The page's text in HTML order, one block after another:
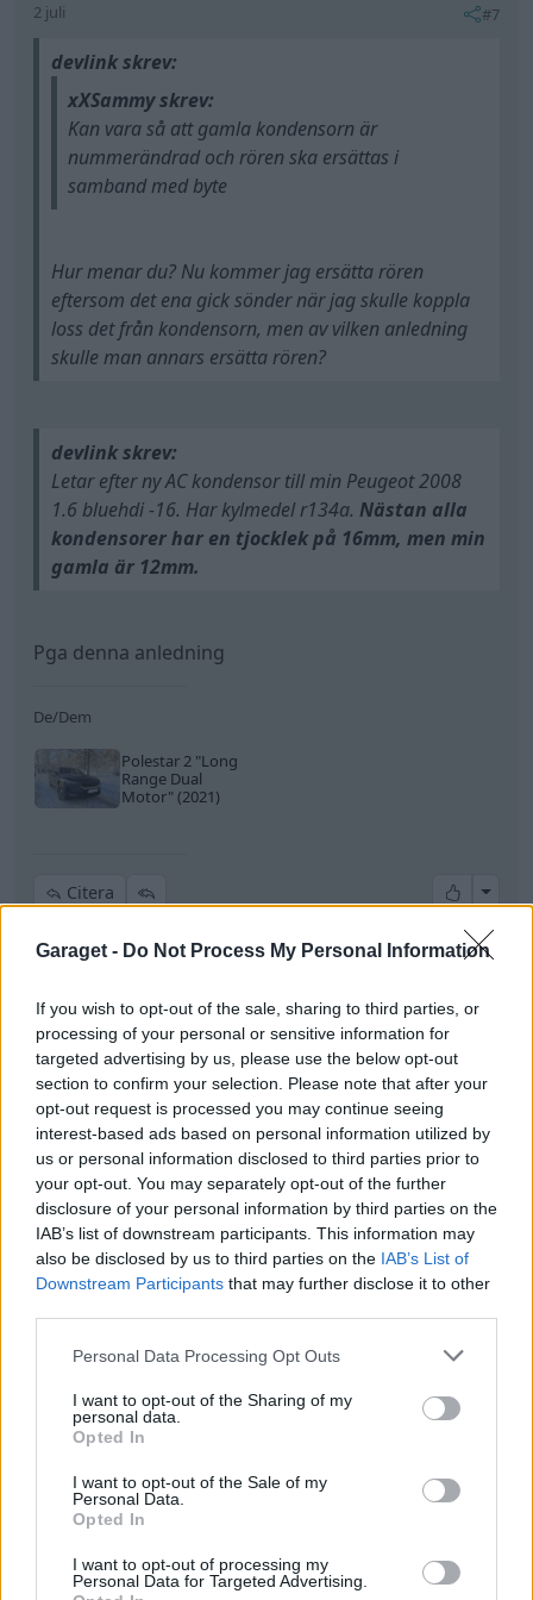
Garaget - Do Not Process My Personal Information
If you wish to opt-out of the sale, sharing to third parties, or
processing of your personal or sensitive information for
targeted advertising by us, please use the below opt-out
section to confirm your selection. Please note that after your
opt-out request is processed you may continue seeing
interest-based ads based on personal information utilized by
us or personal information disclosed to third parties prior to
your opt-out. You may separately opt-out of the further
disclosure of your personal information by third parties on the
IAB’s list of downstream participants. This information may
also be disclosed by us to third parties on the IAB’s List of
Downstream Participants that may further disclose it to other
Personal Data Processing Opt Outs
I want to opt-out of the Sharing of my
personal data.
Opted In
I want to opt-out of the Sale of my
Personal Data.
Opted In
I want to opt-out of processing my
Personal Data for Targeted Advertising.
2 juli #7
devlink skrev:
xXSammy skrev:
Kan vara så att gamla kondensorn är
nummerändrad och rören ska ersättas i
samband med byte
Hur menar du? Nu kommer jag ersätta rören
eftersom det ena gick sönder när jag skulle koppla
loss det från kondensorn, men av vilken anledning
skulle man annars ersätta rören?
devlink skrev:
Letar efter ny AC kondensor till min Peugeot 2008
1.6 bluehdi -16. Har kylmedel r134a. Nästan alla
kondensorer har en tjocklek på 16mm, men min
gamla är 12mm.
Pga denna anledning
De/Dem
Polestar 2 "Long
Range Dual
Motor"(2021)
Citera All
Fri fart för ett fritt folk!
15 251 Inlägg
2 juli #8
xXSammy skrev:
devlink skrev:
xXSammy skrev:
Kan vara så att gamla kondensorn är
nummerändrad och rören ska ersättas i
samband med byte
eftersom det ena gick sönder när jag skulle
koppla loss det från kondensorn, men av vilken
devlink skrev:
Letar efter ny AC kondensor till min Peugeot
fast det har inte stått att det ena röret inte passar
den andra och tvärtom..
jag är rätt säker på att dom mäter olika bara.. för